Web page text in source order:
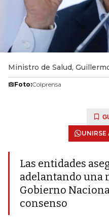
Ministro de Salud,
Foto:Colprensa
UNIRSE
Las entidades
adelantando una
Gobierno
consenso